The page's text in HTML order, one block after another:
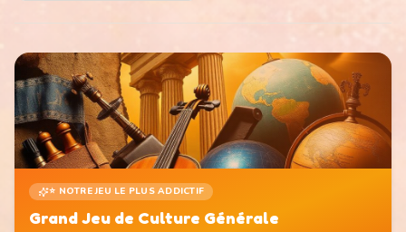
⭐ NOTRE JEU LE PLUS ADDICTIF
Grand Jeu de Culture Générale